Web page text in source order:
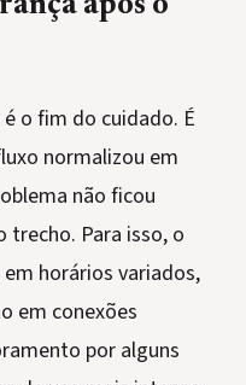
após o
o fim do cuidado. É
normalizou em
não ficou
trecho. Para isso, o
horários variados,
em conexões
por alguns